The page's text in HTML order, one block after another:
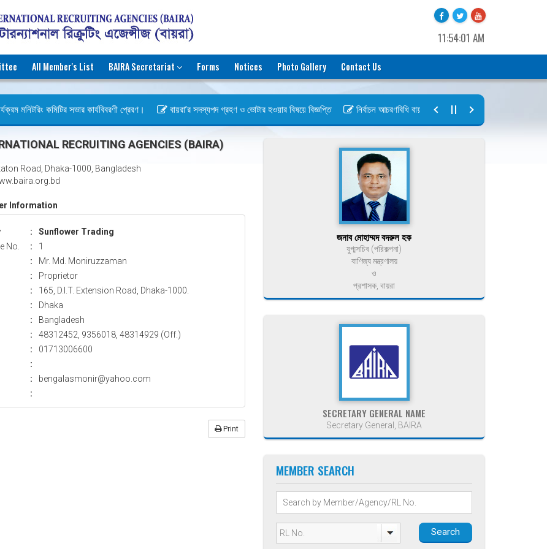
11:54:01 AM
All Member's List BAIRA Secretariat Forms Notices Photo Gallery Contact Us
মনিটরিং কমিটির সভার কার্যবিবরণী প্রেরণ। বায়রা’র সদস্যপদ গ্রহণ ও ভোটার হওয়ার বিষয়ে বিজ্ঞপ্তি নির্বাচন আচরণবিধি বায়রা ২০২৬-২০২৮
RECRUITING AGENCIES (BAIRA)
Road, Dhaka-1000, Bangladesh
Information
:
Sunflower Trading
No.
:
1
:
Mr. Md. Moniruzzaman
:
Proprietor
:
165, D.I.T. Extension Road, Dhaka-1000.
:
Dhaka
:
Bangladesh
:
48312452, 9356018, 48314929 (Off.)
:
01713006600
:
:
bengalasmonir@yahoo.com
:
Print
জনাব মোহাম্মদ বদরুল হক
যুগ্মসচিব (পরিকল্পনা)
বাণিজ্য মন্ত্রণালয়
ও
প্রশাসক, বায়রা
SECRETARY GENERAL NAME
Secretary General, BAIRA
MEMBER SEARCH
Search